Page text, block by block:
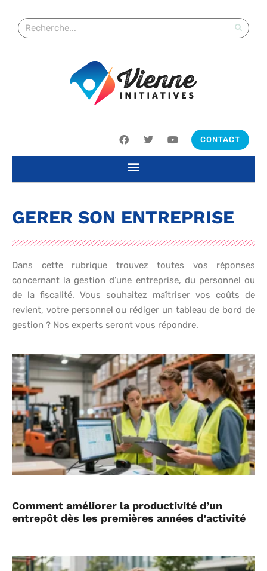
CONTACT
GERER SON ENTREPRISE
Dans cette rubrique trouvez toutes vos réponses
concernant la gestion d’une entreprise, du personnel ou
de la fiscalité. Vous souhaitez maîtriser vos coûts de
revient, votre personnel ou rédiger un tableau de bord de
gestion ? Nos experts seront vous répondre.
Comment améliorer la productivité d’un
entrepôt dès les premières années d’activité